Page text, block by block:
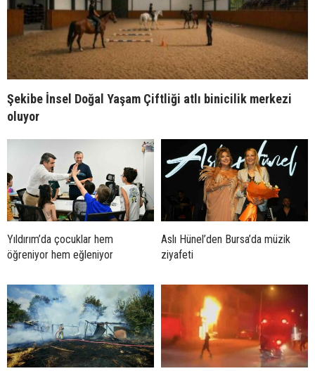
Şekibe İnsel Doğal Yaşam Çiftliği atlı binicilik merkezi
oluyor
Yıldırım’da çocuklar hem
öğreniyor hem eğleniyor
Aslı Hünel’den Bursa’da müzik
ziyafeti